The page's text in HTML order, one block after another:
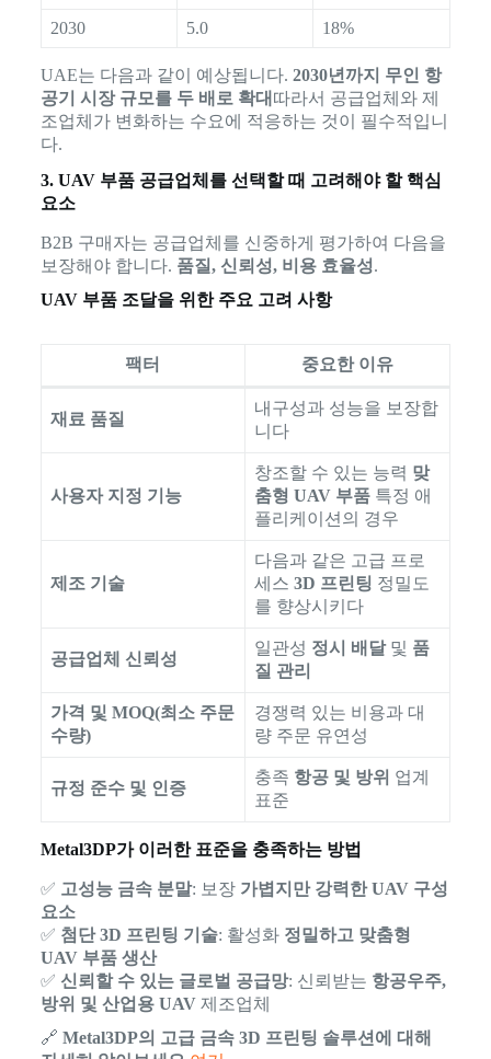
2030 5.0 18%
UAE는 다음과 같이 예상됩니다. 2030년까지 무인 항
공기 시장 규모를 두 배로 확대 따라서 공급업체와 제
조업체가 변화하는 수요에 적응하는 것이 필수적입니
다.
3. UAV 부품 공급업체를 선택할 때 고려해야 할 핵심
요소
B2B 구매자는 공급업체를 신중하게 평가하여 다음을
보장해야 합니다. 품질, 신뢰성, 비용 효율성.
UAV 부품 조달을 위한 주요 고려 사항
팩터 중요한 이유
재료 품질
내구성과 성능을 보장합
니다
사용자 지정 기능
창조할 수 있는 능력 맞
춤형 UAV 부품특정 애
플리케이션의 경우
제조 기술
다음과 같은 고급 프로
세스 3D 프린팅 정밀도
를 향상시키다
공급업체 신뢰성
일관성 정시 배달및 품
질 관리
가격 및 MOQ(최소 주문
수량)
경쟁력 있는 비용과 대
량 주문 유연성
규정 준수 및 인증
충족 항공 및 방위 업계
표준
Metal3DP가 이러한 표준을 충족하는 방법
✅ 고성능 금속 분말: 보장 가볍지만 강력한 UAV 구성
요소
✅ 첨단 3D 프린팅 기술: 활성화 정밀하고 맞춤형
UAV 부품 생산
✅ 신뢰할 수 있는 글로벌 공급망: 신뢰받는 항공우주,
방위 및 산업용 UAV제조업체
🔗 Metal3DP의 고급 금속 3D 프린팅 솔루션에 대해